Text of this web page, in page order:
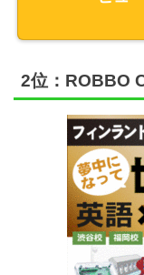
2位：ROBBO